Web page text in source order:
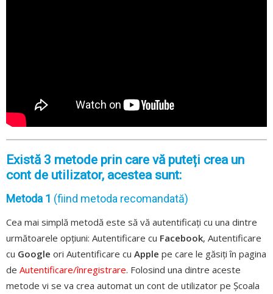
Există 3 metode prin care vă puteți crea un
cont de utilizator, acestea sunt:
Metoda 1 (fiind metoda recomandată)
Cea mai simplă metodă este să vă autentificați cu una dintre
următoarele opțiuni: Autentificare cu Facebook, Autentificare
cu Google ori Autentificare cu Apple pe care le găsiți în pagina
de Autentificare/înregistrare. Folosind una dintre aceste
metode vi se va crea automat un cont de utilizator pe Școala